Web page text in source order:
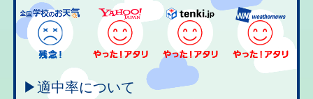
▶適中率について